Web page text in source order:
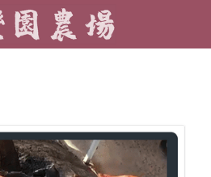
商品分類